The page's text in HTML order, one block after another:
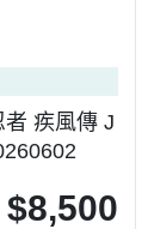
疾風傳 J
$8,500